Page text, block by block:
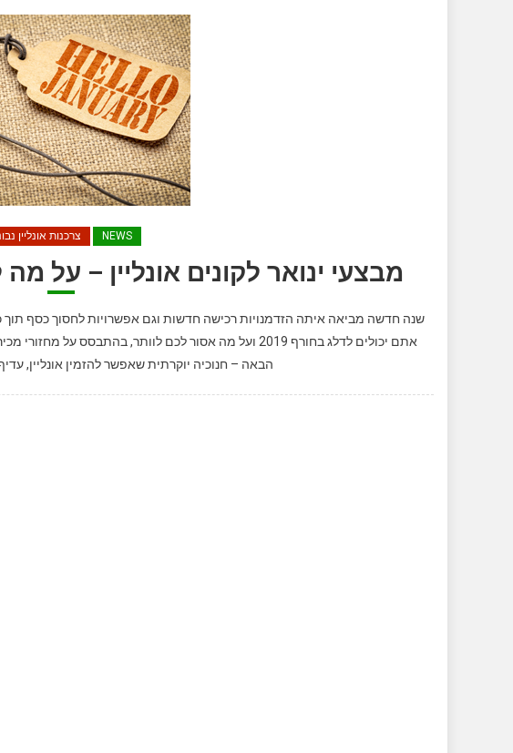
NEWS צרכנות אונליין
מבצעי ינואר לקונים אונליין – על
שנה חדשה מביאה איתה הזדמנויות רכישה חדשות וגם אפשרויות לחסוך כסף תוך
אתם יכולים לדלג בחורף 2019 ועל מה אסור לכם לוותר,
הבאה – חנוכיה יוקרתית שאפשר להזמין אונליין,